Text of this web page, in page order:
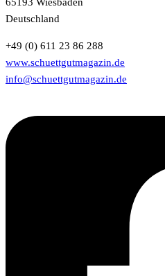
Deutschland
+49 (0) 611 23 86 288
www.schuettgutmagazin.de
info@schuettgutmagazin.de